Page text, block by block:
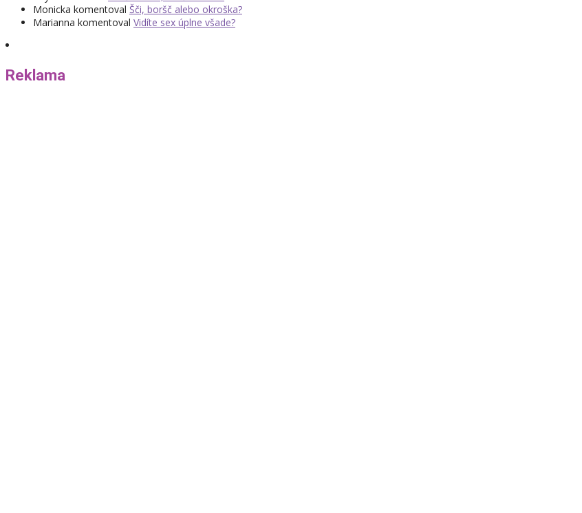
Monicka komentoval Šči, boršč alebo okroška?
Marianna komentoval Vidíte sex úplne všade?
Reklama